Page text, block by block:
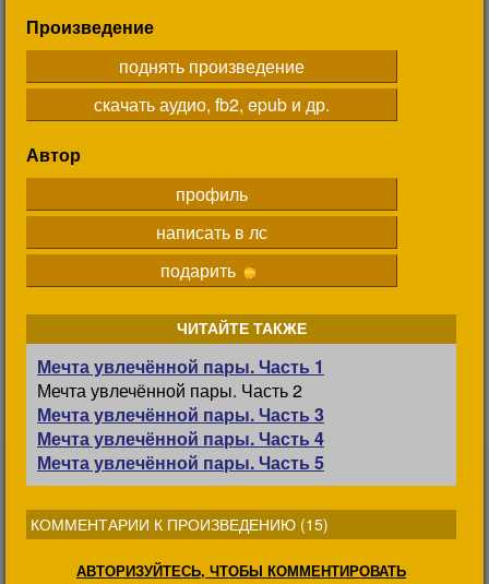
Произведение
поднять произведение
скачать аудио, fb2, epub и др.
Автор
профиль
написать в лс
подарить
ЧИТАЙТЕ ТАКЖЕ
Мечта увлечённой пары. Часть 1
Мечта увлечённой пары. Часть 2
Мечта увлечённой пары. Часть 3
Мечта увлечённой пары. Часть 4
Мечта увлечённой пары. Часть 5
КОММЕНТАРИИ К ПРОИЗВЕДЕНИЮ (15)
АВТОРИЗУЙТЕСЬ, ЧТОБЫ КОММЕНТИРОВАТЬ